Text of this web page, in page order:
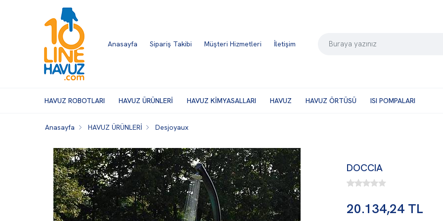
Anasayfa Sipariş Takibi Müşteri Hizmetleri İletişim
HAVUZ ROBOTLARI HAVUZ ÜRÜNLERİ HAVUZ KİMYASALLARI HAVUZ HAVUZ ÖRTÜSÜ ISI POMPALARI
Anasayfa HAVUZ ÜRÜNLERİ Desjoyaux
DOCCIA
20.134,24 TL